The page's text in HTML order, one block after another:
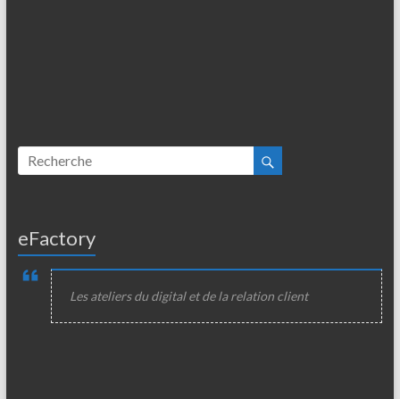
eFactory
Les ateliers du digital et de la relation client